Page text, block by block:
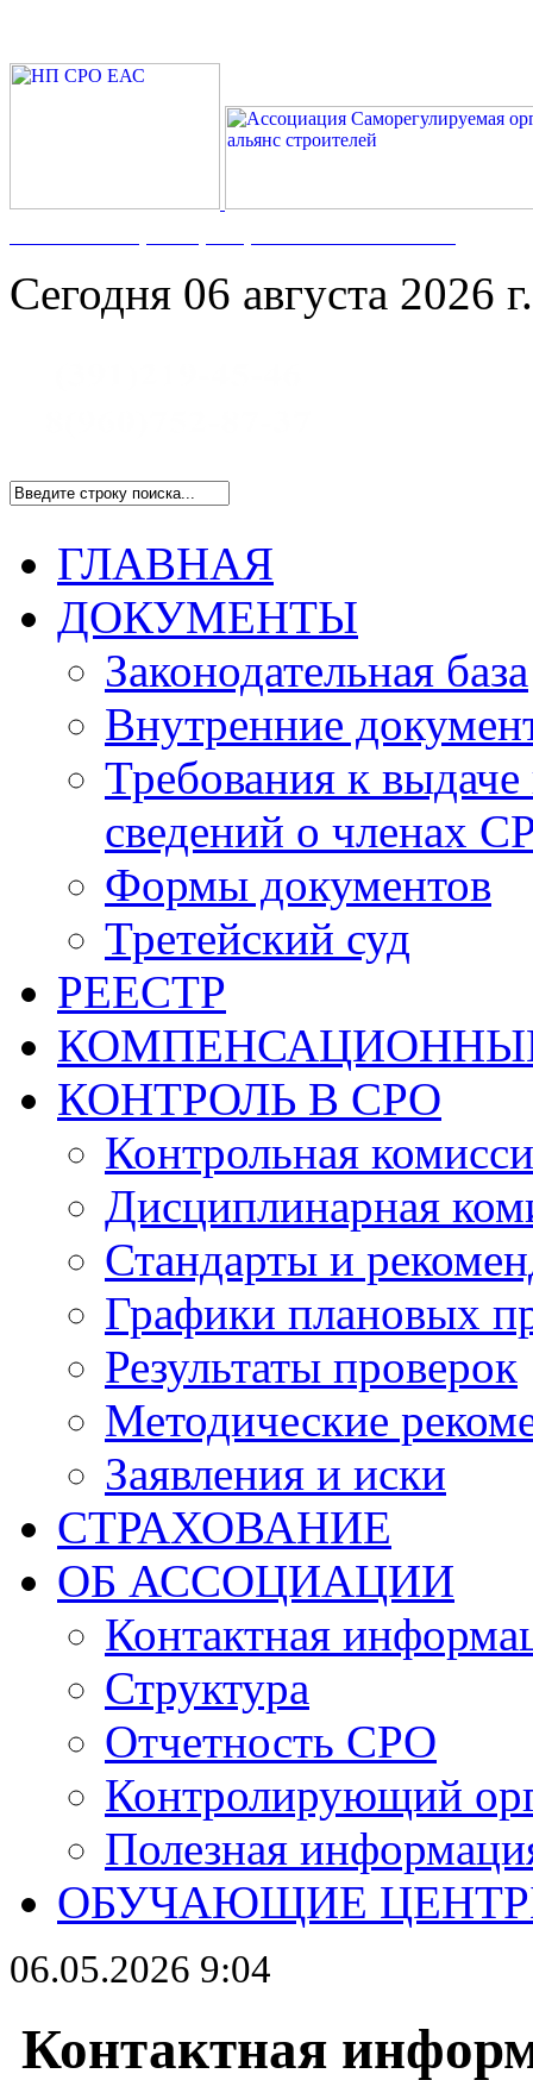
Сегодня 06 августа 2026 г.
ГЛАВНАЯ
ДОКУМЕНТЫ
Законодательная база
Внутренние
Требования к
сведений о членах
Формы документов
Третейский суд
РЕЕСТР
КОНТРОЛЬ В СРО
Контрольная
Дисциплинарная
Стандарты и
Графики плановых
Результаты проверок
Методические
Заявления и иски
СТРАХОВАНИЕ
ОБ АССОЦИАЦИИ
Контактная
Структура
Отчетность СРО
Контролирующий
Полезная
ОБУЧАЮЩИЕ
06.05.2026 9:04
Контактная